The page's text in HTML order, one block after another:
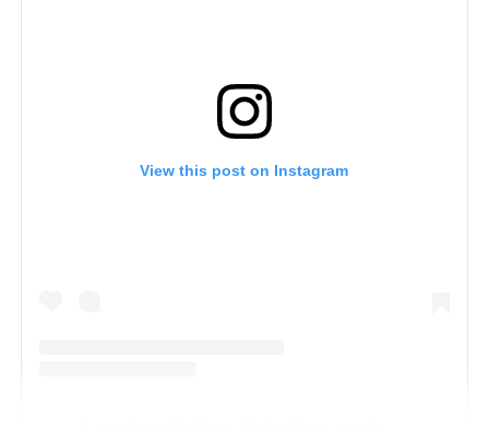
View this post on Instagram